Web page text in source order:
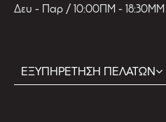
Δευ - Παρ / 10:00ΠΜ - 18:30ΜΜ
ΕΞΥΠΗΡΕΤΗΣΗ ΠΕΛΑΤΩΝ